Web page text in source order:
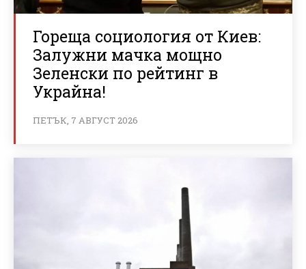
Гореща социология от Киев:
Залужни мачка мощно
Зеленски по рейтинг в
Украйна!
ПЕТЪК, 7 АВГУСТ 2026